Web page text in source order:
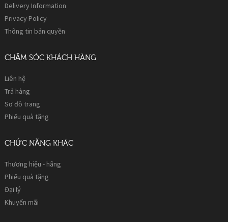
Delivery Information
Privacy Policy
Thông tin bản quyền
CHĂM SÓC KHÁCH HÀNG
Liên hệ
Trả hàng
Sơ đồ trang
Phiếu quà tặng
CHỨC NĂNG KHÁC
Thương hiệu - hãng
Phiếu quà tặng
Đại lý
Khuyến mãi